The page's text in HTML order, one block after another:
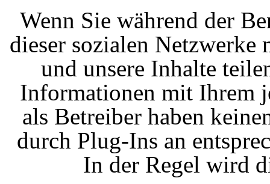
Wenn Sie während der
dieser sozialen
und unsere Inhalte
Informationen mit Ihrem
als Betreiber haben
durch Plug-Ins an
In der Regel wird